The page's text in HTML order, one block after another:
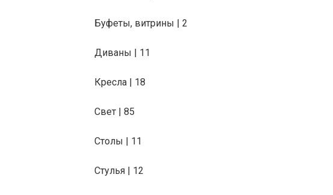
Буфеты, витрины | 2
Диваны | 11
Кресла | 18
Свет | 85
Столы | 11
Стулья | 12